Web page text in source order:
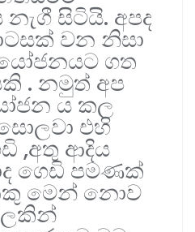
සිටියි. අපද
වන නිසා
ගත
. නමුත් අප
ය කල
එහි
,අතු ආදිය
ගෙඩි පමණක්
මෙන් නොව